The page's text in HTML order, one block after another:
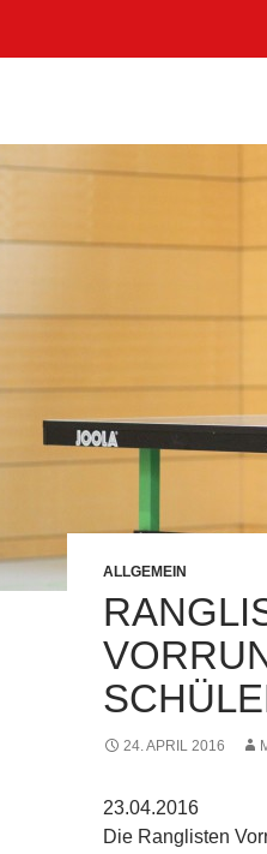
ALLGEMEIN
24. APRIL 2016
23.04.2016
Die Ranglisten